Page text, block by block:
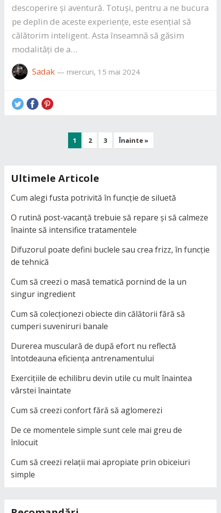
descoperire și aventură. Totuși, pentru a ne bucura
pe deplin de aceste experiențe, este esențial să
călătorim inteligent. Asta înseamnă să găsim
modalități de a…
Sadak— miercuri, 15 mai 2024
1 2 3 Înainte »
Ultimele Articole
Cum alegi fusta potrivită în funcție de siluetă
O rutină post-vacanță trebuie să repare și să calmeze
înainte să intensifice tratamentele
Difuzorul poate defini buclele sau crea frizz, în funcție
de tehnică
Cum să creezi o masă tematică pornind de la un
singur ingredient
Cum să colecționezi obiecte din călătorii fără să
cumperi suveniruri banale
Durerea musculară de după efort nu reflectă
întotdeauna eficiența antrenamentului
Exercițiile de echilibru devin utile cu mult înaintea
vârstei înaintate
Cum să creezi confort fără să aglomerezi
De ce momentele simple sunt cele mai greu de
înlocuit
Cum să creezi relații mai apropiate prin obiceiuri
simple